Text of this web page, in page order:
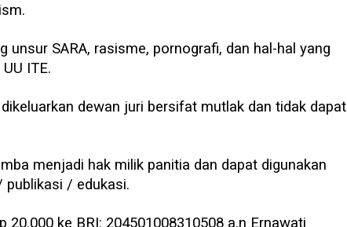
unsur SARA, rasisme, pornografi, dan hal-hal yang
ITE.
dewan juri bersifat mutlak dan tidak dapat
menjadi hak milik panitia dan dapat digunakan
publikasi / edukasi.
20.000 ke BRI: 204501008310508 a.n Ernawati